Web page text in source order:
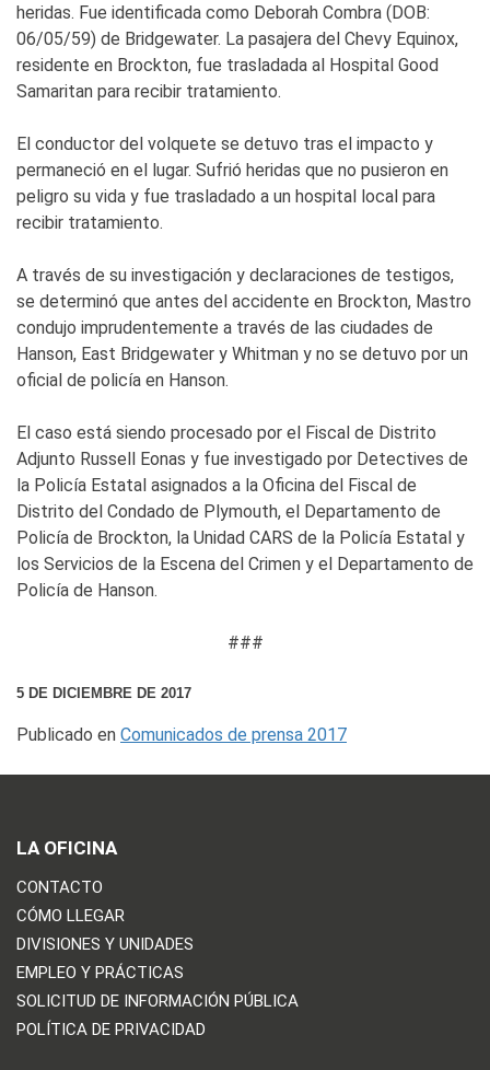
heridas. Fue identificada como Deborah Combra (DOB:
06/05/59) de Bridgewater. La pasajera del Chevy Equinox,
residente en Brockton, fue trasladada al Hospital Good
Samaritan para recibir tratamiento.
El conductor del volquete se detuvo tras el impacto y
permaneció en el lugar. Sufrió heridas que no pusieron en
peligro su vida y fue trasladado a un hospital local para
recibir tratamiento.
A través de su investigación y declaraciones de testigos,
se determinó que antes del accidente en Brockton, Mastro
condujo imprudentemente a través de las ciudades de
Hanson, East Bridgewater y Whitman y no se detuvo por un
oficial de policía en Hanson.
El caso está siendo procesado por el Fiscal de Distrito
Adjunto Russell Eonas y fue investigado por Detectives de
la Policía Estatal asignados a la Oficina del Fiscal de
Distrito del Condado de Plymouth, el Departamento de
Policía de Brockton, la Unidad CARS de la Policía Estatal y
los Servicios de la Escena del Crimen y el Departamento de
Policía de Hanson.
###
5 DE DICIEMBRE DE 2017
Publicado en Comunicados de prensa 2017
LA OFICINA
CONTACTO
CÓMO LLEGAR
DIVISIONES Y UNIDADES
EMPLEO Y PRÁCTICAS
SOLICITUD DE INFORMACIÓN PÚBLICA
POLÍTICA DE PRIVACIDAD